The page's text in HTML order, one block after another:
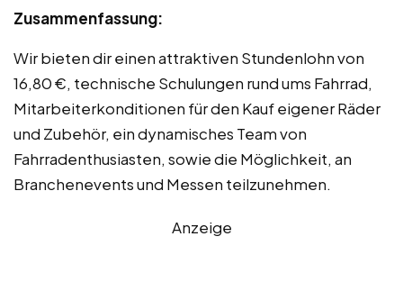
Zusammenfassung:
Wir bieten dir einen attraktiven Stundenlohn von
16,80 €, technische Schulungen rund ums Fahrrad,
Mitarbeiterkonditionen für den Kauf eigener Räder
und Zubehör, ein dynamisches Team von
Fahrradenthusiasten, sowie die Möglichkeit, an
Branchenevents und Messen teilzunehmen.
Anzeige